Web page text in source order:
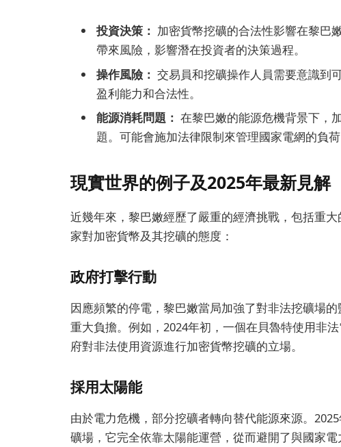
投資決策： 加密貨幣挖礦的合法性影響在黎巴
帶來風險，影響潛在投資者的決策過程。
操作風險： 交易員和挖礦操作人員需要意識到
盈利能力和合法性。
能源消耗問題： 在黎巴嫩的能源危機背景下，
題。可能會施加法律限制來管理國家電網的負荷
現實世界的例子及2025年最新見解
近幾年來，黎巴嫩經歷了嚴重的經濟挑戰，包括重
家對加密貨幣及其挖礦的態度：
政府打擊行動
因應頻繁的停電，黎巴嫩當局加強了對非法挖礦場
重大負擔。例如，2024年初，一個在貝魯特使用非
府對非法使用資源進行加密貨幣挖礦的立場。
採用太陽能
由於電力危機，部分挖礦者轉向替代能源來源。
礦場，它完全依靠太陽能運營，從而避開了與國家